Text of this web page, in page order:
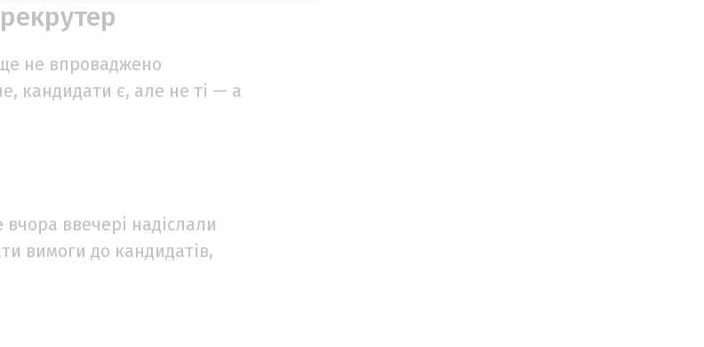
не впроваджено
кандидати є, але не ті — а
ввечері надіслали
вимоги до кандидатів,